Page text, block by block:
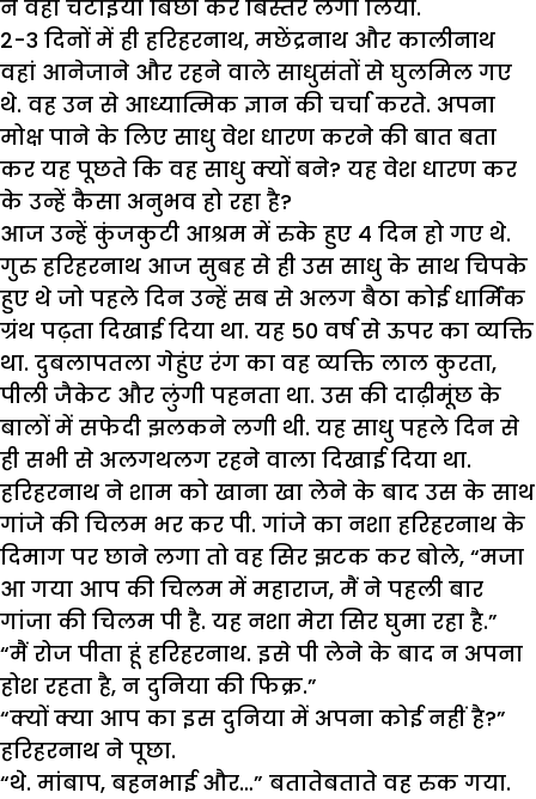
ने वहां चटाइयां बिछा कर बिस्तर लगा लिया.
2-3 दिनों में ही हरिहरनाथ, मछेंद्रनाथ और कालीनाथ
वहां आनेजाने और रहने वाले साधुसंतों से घुलमिल गए
थे. वह उन से आध्यात्मिक ज्ञान की चर्चा करते. अपना
मोक्ष पाने के लिए साधु वेश धारण करने की बात बता
कर यह पूछते कि वह साधु क्यों बने? यह वेश धारण कर
के उन्हें कैसा अनुभव हो रहा है?
आज उन्हें कुंजकुटी आश्रम में रुके हुए 4 दिन हो गए थे.
गुरु हरिहरनाथ आज सुबह से ही उस साधु के साथ चिपके
हुए थे जो पहले दिन उन्हें सब से अलग बैठा कोई धार्मिक
ग्रंथ पढ़ता दिखाई दिया था. यह 50 वर्ष से ऊपर का व्यक्ति
था. दुबलापतला गेहुंए रंग का वह व्यक्ति लाल कुरता,
पीली जैकेट और लुंगी पहनता था. उस की दाढ़ीमूंछ के
बालों में सफेदी झलकने लगी थी. यह साधु पहले दिन से
ही सभी से अलगथलग रहने वाला दिखाई दिया था.
हरिहरनाथ ने शाम को खाना खा लेने के बाद उस के साथ
गांजे की चिलम भर कर पी. गांजे का नशा हरिहरनाथ के
दिमाग पर छाने लगा तो वह सिर झटक कर बोले, “मजा
आ गया आप की चिलम में महाराज, मैं ने पहली बार
गांजा की चिलम पी है. यह नशा मेरा सिर घुमा रहा है.”
“मैं रोज पीता हूं हरिहरनाथ. इसे पी लेने के बाद न अपना
होश रहता है, न दुनिया की फिक्र.”
“क्यों क्या आप का इस दुनिया में अपना कोई नहीं है?”
हरिहरनाथ ने पूछा.
“थे. मांबाप, बहनभाई और…” बतातेबताते वह रुक गया.